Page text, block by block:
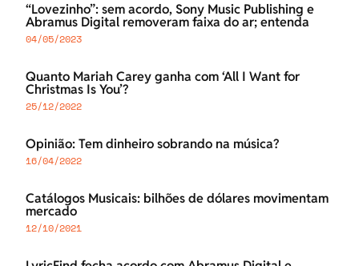
“Lovezinho”: sem acordo, Sony Music Publishing e
Abramus Digital removeram faixa do ar; entenda
04/05/2023
Quanto Mariah Carey ganha com ‘All I Want for
Christmas Is You’?
25/12/2022
Opinião: Tem dinheiro sobrando na música?
16/04/2022
Catálogos Musicais: bilhões de dólares movimentam
mercado
12/10/2021